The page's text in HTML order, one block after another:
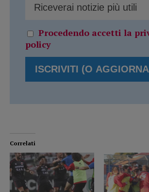
Procedendo accetti la
policy
Correlati